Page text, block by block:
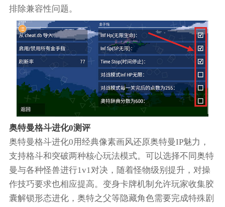
排除兼容性问题。
奥特曼格斗进化0测评
奥特曼格斗进化0用经典像素画风还原奥特曼IP魅力，
支持格斗和突破两种核心玩法模式。可以选择不同奥特
曼与各种怪兽进行1v1对决，随着怪物级别提升，对操
作技巧要求也相应提高。变身卡牌机制允许玩家收集胶
囊解锁形态进化，奥特之父等隐藏角色需要完成特殊剧